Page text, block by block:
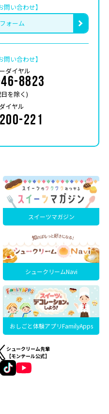
問い合わせ】
ォーム
問い合わせ】
ダイヤル
8823
を除く)
イヤル
221
スイーツマガジン
シュークリームNavi
おしごと体験アプリFamilyApps
シュークリーム先輩
【モンテール公式】